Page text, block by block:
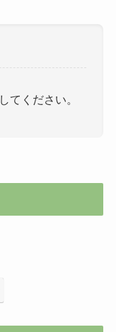
してください。